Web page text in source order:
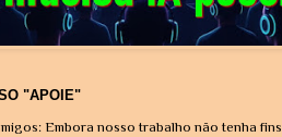
"APOIE"
Embora nosso trabalho não tenha fins